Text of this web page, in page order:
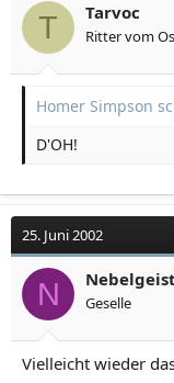
T Tarvoc
Ritter vom
Homer Simpson
D'OH!
25. Juni 2002
N Nebelgeist
Geselle
Vielleicht wieder